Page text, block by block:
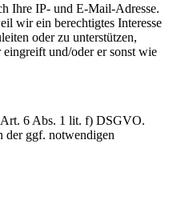
Ihre IP- und E-Mail-Adresse.
wir ein berechtigtes Interesse
oder zu unterstützen,
und/oder er sonst wie
Art. 6 Abs. 1 lit. f) DSGVO.
der ggf. notwendigen